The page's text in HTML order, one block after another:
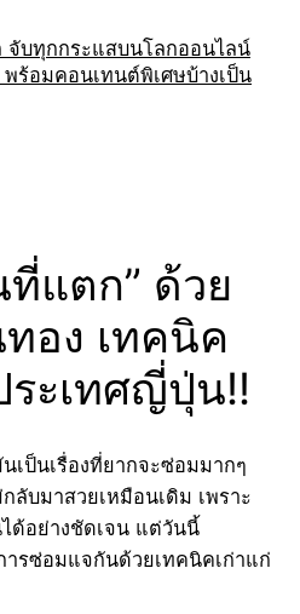
จับทุกกระแสบนโลกออนไลน์
ร้อมคอนเทนต์พิเศษบ้างเป็น
แตก” ด้วย
อง เทคนิค
ระเทศญี่ปุ่น!!
ป็นเรื่องที่ยากจะซ่อมมากๆ
ลับมาสวยเหมือนเดิม เพราะ
ได้อย่างชัดเจน แต่วันนี้
รซ่อมแจกันด้วยเทคนิคเก่าแก่